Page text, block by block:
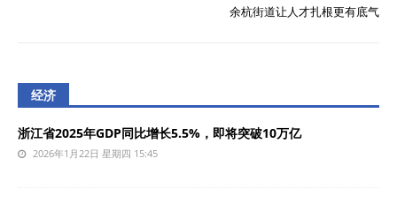
余杭街道让人才扎根更有底气
经济
浙江省2025年GDP同比增长5.5%，即将突破10万亿
2026年1月22日 星期四 15:45